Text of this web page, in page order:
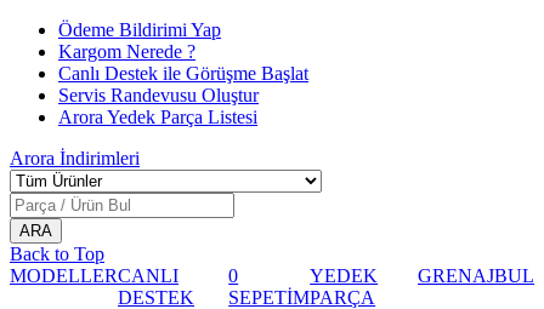
Ödeme Bildirimi Yap
Kargom Nerede ?
Canlı Destek ile Görüşme Başlat
Servis Randevusu Oluştur
Arora Yedek Parça Listesi
Arora İndirimleri
Back to Top
MODELLERCANLI
DESTEK
0
SEPETİM
YEDEK
PARÇA
GRENAJBUL